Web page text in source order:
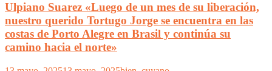
Ulpiano Suarez «Luego de un mes de su liberación,
nuestro querido Tortugo Jorge se encuentra en las
costas de Porto Alegre en Brasil y continúa su
camino hacia el norte»